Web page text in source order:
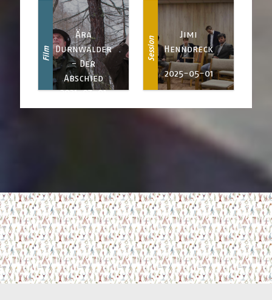
Film
Ära
Durnwalder
- Der
Abschied
2021-07-01
Session
Jimi
Henndreck
2025-05-01